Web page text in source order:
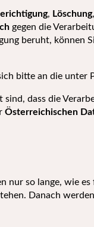
, Löschung
gegen die
beruht, können
bitte an die unter
sind, dass die
Österreichischen
nur so lange, wie
Danach